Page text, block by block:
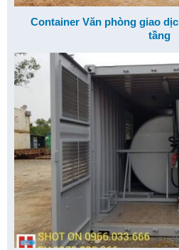
Container Văn phòng giao
tầng